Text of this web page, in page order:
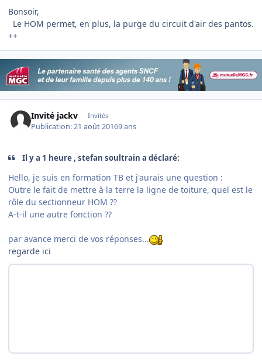
Bonsoir,
Le HOM permet, en plus, la purge du circuit d'air des pantos.
++
Invité jackv Invités
Publication:21 août 20169 ans
Il y a 1 heure , stefan soultrain a déclaré:
Hello, je suis en formation TB et j'aurais une question :
Outre le fait de mettre à la terre la ligne de toiture, quel est le
rôle du sectionneur HOM ??
A-t-il une autre fonction ??
par avance merci de vos réponses...
regarde ici